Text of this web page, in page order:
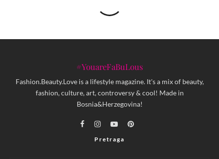
#YouareFaBuLous
Fashion.Beauty.Love is a lifestyle magazine. It's a mix of beauty,
fashion, culture, art, controversy & cool! Made in
Bosnia&Herzegovina!
Pretraga